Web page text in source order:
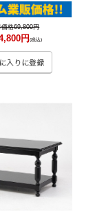
価格69,800円
円 (税込)